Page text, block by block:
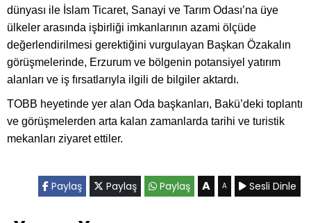
dünyası ile İslam Ticaret, Sanayi ve Tarım Odası’na üye
ülkeler arasında işbirliği imkanlarının azami ölçüde
değerlendirilmesi gerektiğini vurgulayan Başkan Özakalın
görüşmelerinde, Erzurum ve bölgenin potansiyel yatırım
alanları ve iş fırsatlarıyla ilgili de bilgiler aktardı.
TOBB heyetinde yer alan Oda başkanları, Bakü’deki toplantı
ve görüşmelerden arta kalan zamanlarda tarihi ve turistik
mekanları ziyaret ettiler.
Paylaş Paylaş Paylaş A A Sesli Dinle